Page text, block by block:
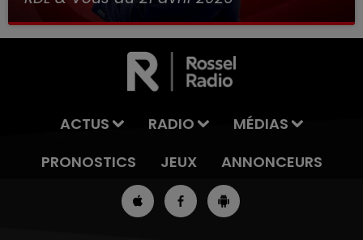
ACTUS RADIO
MÉDIAS
PRONOSTICS
JEUX ANNONCEURS